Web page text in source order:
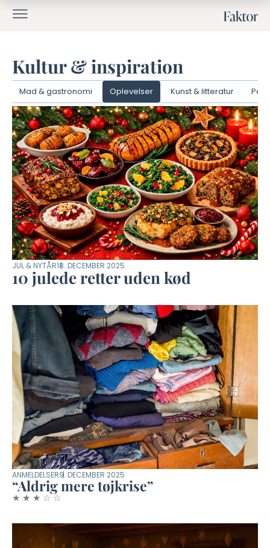
Kultur & inspiration
Mad & gastronomi Oplevelser Kunst & litteratur
JUL & NYTÅR18. DECEMBER 2025
10 julede retter uden kød
ANMELDELSER9. DECEMBER 2025
“Aldrig mere tøjkrise”
★ ★ ★ ☆☆